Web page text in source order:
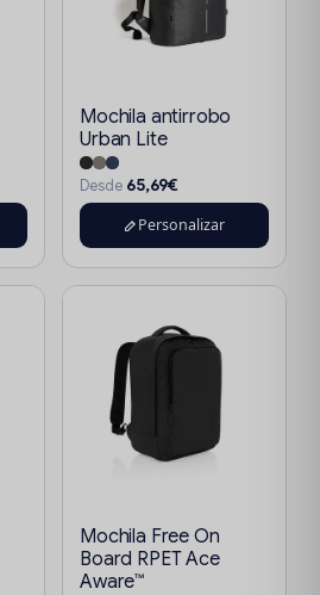
Mochila antirrobo
Urban Lite
Desde 65,69€
Personalizar
Mochila Free On
Board RPET Ace
Aware™